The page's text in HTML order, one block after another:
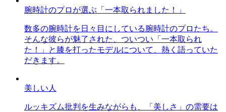
腕時計のプロが選ぶ「一本取られました！」
数多の腕時計を日々目にしている腕時計のプロたち。
そんな彼らが魅了された、ついつい「一本取られ
た！」と膝を打ったモデルについて、熱く語っていた
だきます。
美しい人
ルッキズム批判を生みながらも、「美しさ」の需要は